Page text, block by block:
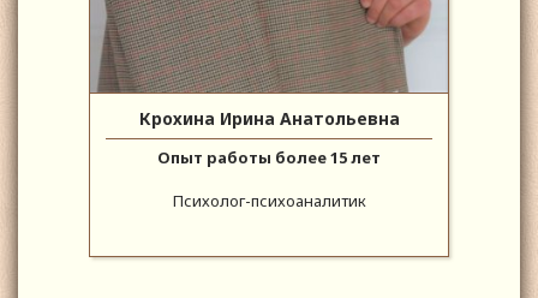
Крохина Ирина Анатольевна
Опыт работы более 15 лет
Психолог-психоаналитик